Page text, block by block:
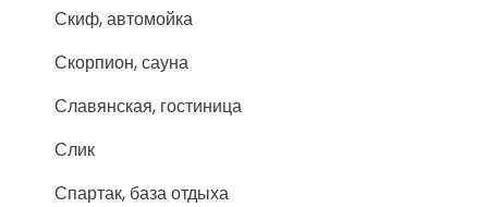
Скиф, автомойка
Скорпион, сауна
Славянская, гостиница
Слик
Спартак, база отдыха